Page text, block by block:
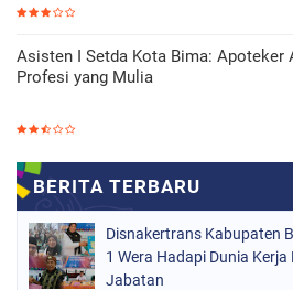
Asisten I Setda Kota Bima: Apoteker
Profesi yang Mulia
Disnakertrans Kabupaten
1 Wera Hadapi Dunia
Jabatan